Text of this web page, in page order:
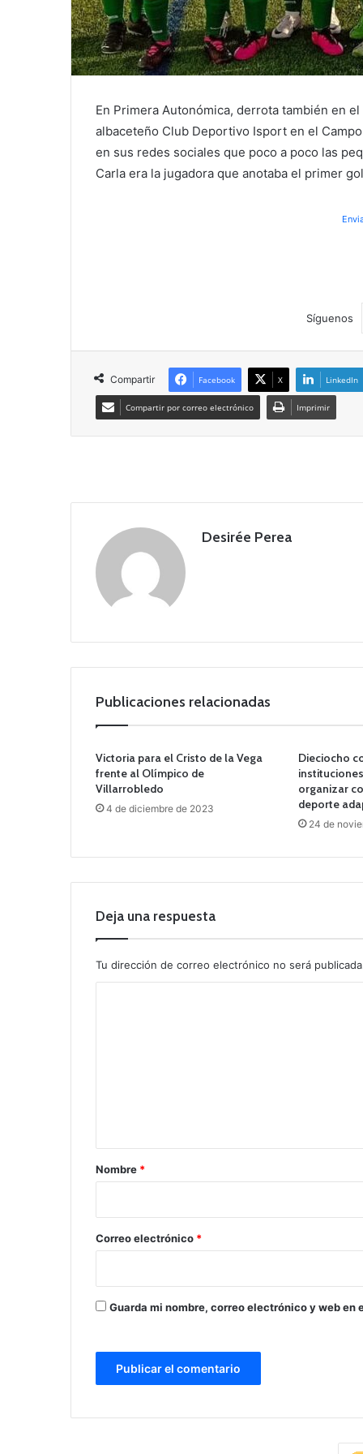
En Primera Autonómica, derrota también en
albaceteño Club Deportivo Isport en el
en sus redes sociales que poco a poco las
Carla era la jugadora que anotaba el primer
Síguenos
Compartir Facebook X LinkedIn
Compartir por correo electrónico Imprimir
Desirée Perea
Publicaciones relacionadas
Victoria para el Cristo de la Vega
frente al Olímpico de
Villarrobledo
4 de diciembre de 2023
Dieciocho
organizar
deporte
24 de
Deja una respuesta
Tu dirección de correo electrónico no será
r
*
Nombre *
Correo electrónico *
Guarda mi nombre, correo electrónico y web en